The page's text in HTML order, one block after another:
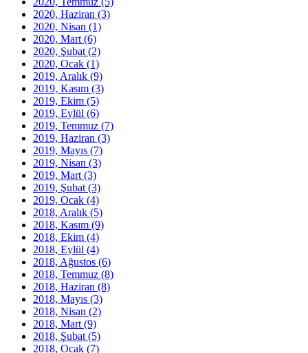
2020, Haziran (3)
2020, Nisan (1)
2020, Mart (6)
2020, Şubat (2)
2020, Ocak (1)
2019, Aralık (9)
2019, Kasım (3)
2019, Ekim (5)
2019, Eylül (6)
2019, Temmuz (7)
2019, Haziran (3)
2019, Mayıs (7)
2019, Nisan (3)
2019, Mart (3)
2019, Şubat (3)
2019, Ocak (4)
2018, Aralık (5)
2018, Kasım (9)
2018, Ekim (4)
2018, Eylül (4)
2018, Ağustos (6)
2018, Temmuz (8)
2018, Haziran (8)
2018, Mayıs (3)
2018, Nisan (2)
2018, Mart (9)
2018, Şubat (5)
2018, Ocak (7)